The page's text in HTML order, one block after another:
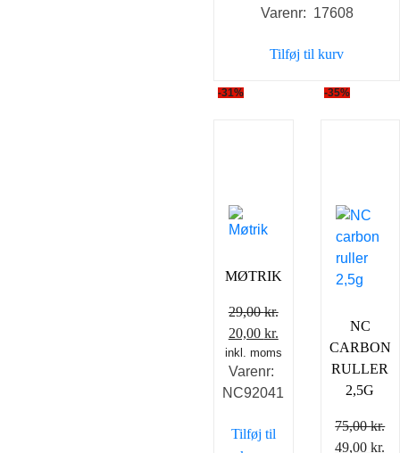
Varenr: 17608
Tilføj til kurv
-31%
MØTRIK
29,00kr.
Den
oprindelige
pris
var:
20,00 kr.
aktuelle
er:
inkl. moms
Varenr:
NC92041
Tilføj til
-35%
NC
CARBON
RULLER
2,5G
75,00kr.
Den
49,00kr.